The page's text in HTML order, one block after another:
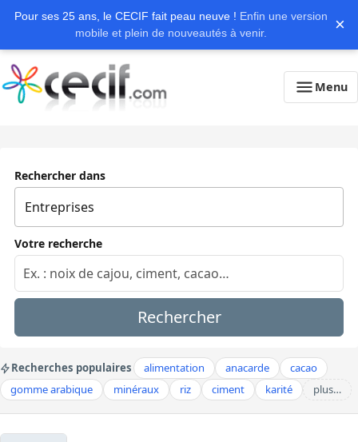
Pour ses 25 ans, le CECIF fait peau neuve ! Enfin une version
mobile et plein de nouveautés à venir.
×
Menu
Rechercher dans
Votre recherche
Rechercher
Recherches populaires alimentation anacarde
cacao
gomme arabique
minéraux riz ciment karité plus…